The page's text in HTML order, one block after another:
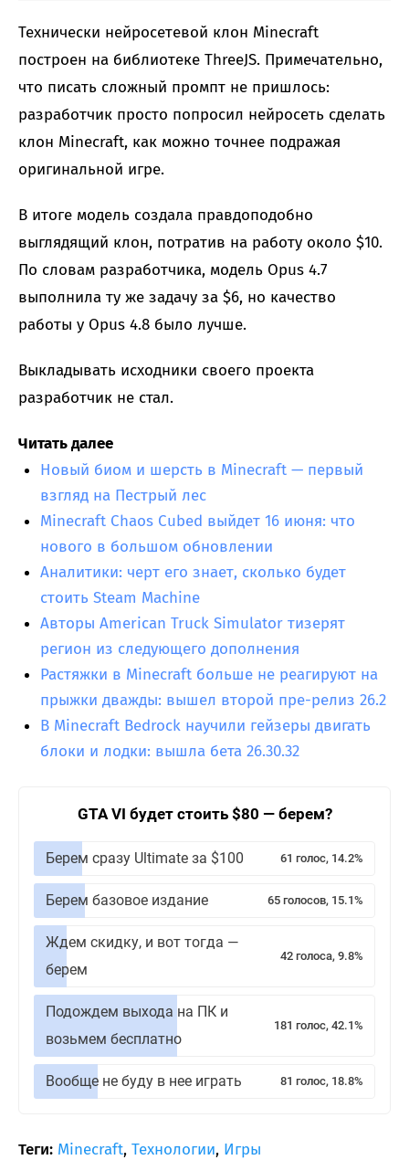
Технически нейросетевой клон Minecraft
построен на библиотеке ThreeJS. Примечательно,
что писать сложный промпт не пришлось:
разработчик просто попросил нейросеть сделать
клон Minecraft, как можно точнее подражая
оригинальной игре.
В итоге модель создала правдоподобно
выглядящий клон, потратив на работу около $10.
По словам разработчика, модель Opus 4.7
выполнила ту же задачу за $6, но качество
работы у Opus 4.8 было лучше.
Выкладывать исходники своего проекта
разработчик не стал.
Читать далее
Новый биом и шерсть в Minecraft — первый
взгляд на Пестрый лес
Minecraft Chaos Cubed выйдет 16 июня: что
нового в большом обновлении
Аналитики: черт его знает, сколько будет
стоить Steam Machine
Авторы American Truck Simulator тизерят
регион из следующего дополнения
Растяжки в Minecraft больше не реагируют на
прыжки дважды: вышел второй пре-релиз 26.2
В Minecraft Bedrock научили гейзеры двигать
блоки и лодки: вышла бета 26.30.32
GTA VI будет стоить $80 — берем?
Берем сразу Ultimate за $100 61 голос, 14.2%
Берем базовое издание 65 голосов, 15.1%
Ждем скидку, и вот тогда —
берем
42 голоса, 9.8%
Подождем выхода на ПК и
возьмем бесплатно
181 голос, 42.1%
Вообще не буду в нее играть 81 голос, 18.8%
Теги: Minecraft, Технологии, Игры